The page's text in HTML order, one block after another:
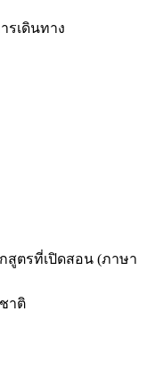
รเดินทาง
สูตรที่เปิดสอน (ภาษา
าติ